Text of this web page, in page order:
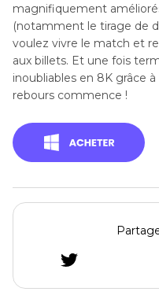
magnifiquement
(notamment le tirage de
voulez vivre le match et
aux billets. Et une fois
inoubliables en 8K grâce
rebours commence !